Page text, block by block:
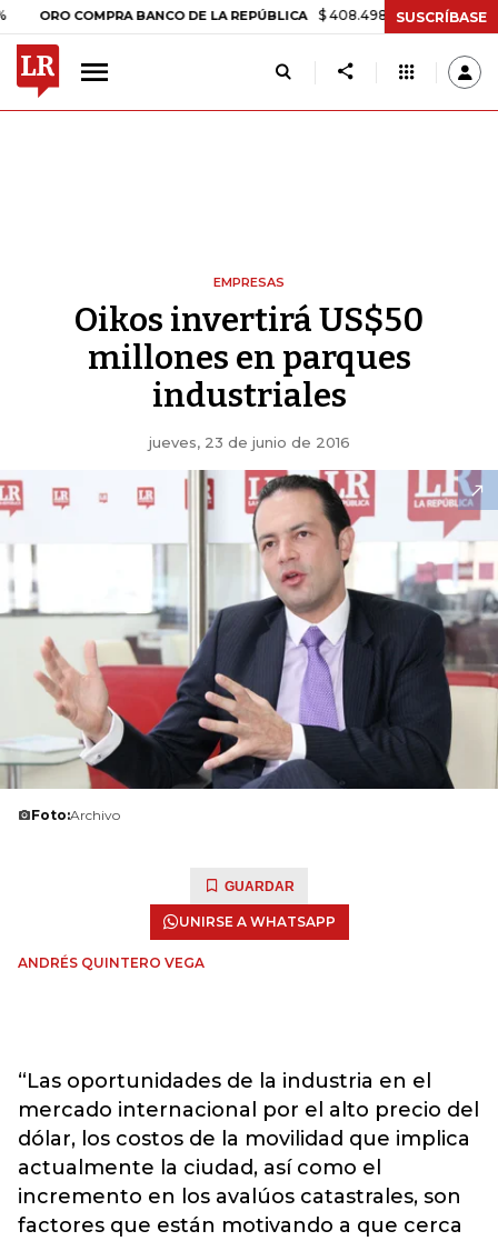
COMPRA BANCO DE LA REPÚBLICA $ 408.498,97 +$ 8.753,81 +2,19%
SUSCRÍBASE
EMPRESAS
Oikos invertirá US$50
millones en parques
industriales
jueves, 23 de junio de 2016
Foto:Archivo
GUARDAR
UNIRSE A WHATSAPP
ANDRÉS QUINTERO VEGA
“Las oportunidades de la industria en el
mercado internacional por el alto precio del
dólar, los costos de la movilidad que implica
actualmente la ciudad, así como el
incremento en los avalúos catastrales, son
factores que están motivando a que cerca